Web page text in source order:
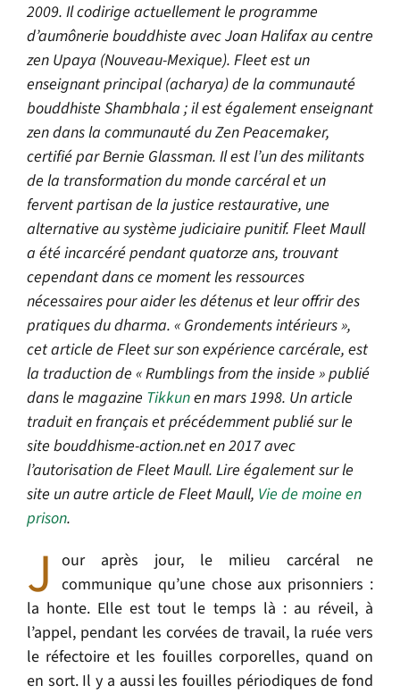
2009. Il codirige actuellement le programme
d’aumônerie bouddhiste avec Joan Halifax au centre
zen Upaya (Nouveau-Mexique). Fleet est un
enseignant principal (acharya) de la communauté
bouddhiste Shambhala ; il est également enseignant
zen dans la communauté du Zen Peacemaker,
certifié par Bernie Glassman. Il est l’un des militants
de la transformation du monde carcéral et un
fervent partisan de la justice restaurative, une
alternative au système judiciaire punitif. Fleet Maull
a été incarcéré pendant quatorze ans, trouvant
cependant dans ce moment les ressources
nécessaires pour aider les détenus et leur offrir des
pratiques du dharma. « Grondements intérieurs »,
cet article de Fleet sur son expérience carcérale, est
la traduction de « Rumblings from the inside » publié
dans le magazine Tikkunen mars 1998. Un article
traduit en français et précédemment publié sur le
site bouddhisme-action.net en 2017 avec
l’autorisation de Fleet Maull. Lire également sur le
site un autre article de Fleet Maull, Vie de moine en
prison.
J our après jour, le milieu carcéral ne
communique qu’une chose aux prisonniers :
la honte. Elle est tout le temps là : au réveil, à
l’appel, pendant les corvées de travail, la ruée vers
le réfectoire et les fouilles corporelles, quand on
en sort. Il y a aussi les fouilles périodiques de fond